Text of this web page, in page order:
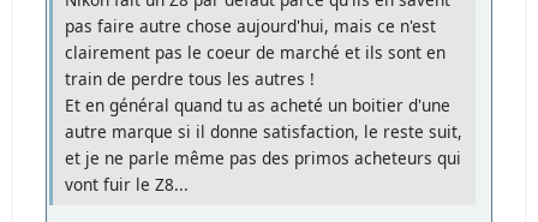
pas faire autre chose aujourd'hui, mais ce n'est
clairement pas le coeur de marché et ils sont en
train de perdre tous les autres !
Et en général quand tu as acheté un boitier d'une
autre marque si il donne satisfaction, le reste suit,
et je ne parle même pas des primos acheteurs qui
vont fuir le Z8...